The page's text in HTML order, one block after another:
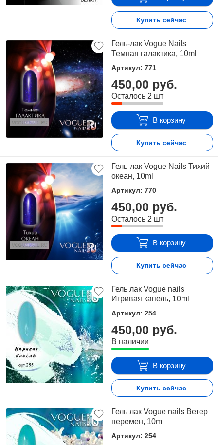
Купить сейчас
Гель-лак Vogue Nails
Темная галактика, 10ml
Артикул: 771
450,00 руб.
Осталось 2 шт
В корзину
Купить сейчас
Гель-лак Vogue Nails Тихий
океан, 10ml
Артикул: 770
450,00 руб.
Осталось 2 шт
В корзину
Купить сейчас
Гель лак Vogue nails
Игривая капель, 10ml
Артикул: 254
450,00 руб.
В наличии
В корзину
Купить сейчас
Гель лак Vogue nails Ветер
перемен, 10ml
Артикул: 254